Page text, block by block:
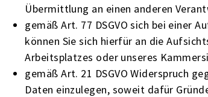
Übermittlung an einen anderen
gemäß Art. 77 DSGVO sich bei einer
können Sie sich hierfür an die
Arbeitsplatzes oder unseres
gemäß Art. 21 DSGVO Widerspruch
Daten einzulegen, soweit dafür